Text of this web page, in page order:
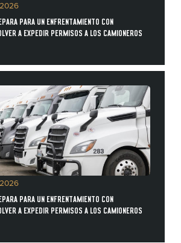
PARA UN ENFRENTAMIENTO CON
A EXPEDIR PERMISOS A LOS CAMIONEROS
PARA UN ENFRENTAMIENTO CON
A EXPEDIR PERMISOS A LOS CAMIONEROS